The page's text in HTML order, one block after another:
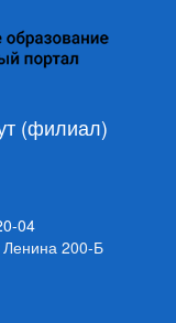
(филиал)
04
Ленина 200-Б